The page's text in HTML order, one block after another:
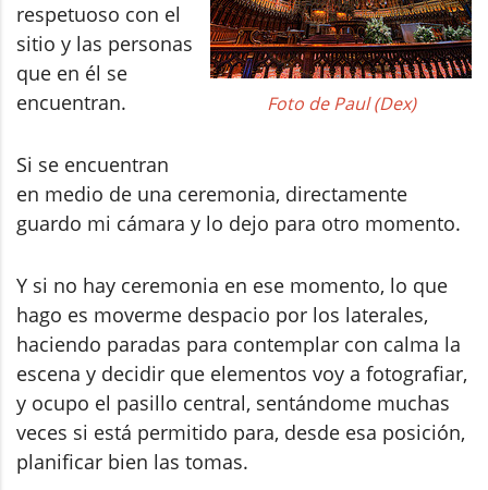
Foto de Paul (Dex)
respetuoso con el
sitio y las personas
que en él se
encuentran.
Si se encuentran
en medio de una ceremonia, directamente
guardo mi cámara y lo dejo para otro momento.
Y si no hay ceremonia en ese momento, lo que
hago es moverme despacio por los laterales,
haciendo paradas para contemplar con calma la
escena y decidir que elementos voy a fotografiar,
y ocupo el pasillo central, sentándome muchas
veces si está permitido para, desde esa posición,
planificar bien las tomas.